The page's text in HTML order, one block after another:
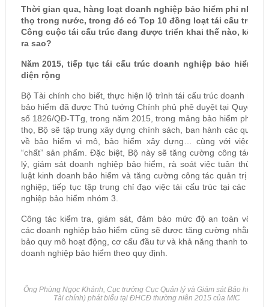
Thời gian qua, hàng loạt doanh nghiệp bảo hiểm phi nhân
thọ trong nước, trong đó có Top 10 đồng loạt tái cấu trúc.
Công cuộc tái cấu trúc đang được triển khai thế nào, kết
ra sao?
Năm 2015, tiếp tục tái cấu trúc doanh nghiệp bảo hiểm
diện rộng
Bộ Tài chính cho biết, thực hiện lộ trình tái cấu trúc doanh
bảo hiểm đã được Thủ tướng Chính phủ phê duyệt tại Quyết
số 1826/QĐ-TTg, trong năm 2015, trong mảng bảo hiểm phi
thọ, Bộ sẽ tập trung xây dựng chính sách, ban hành các quy
về bảo hiểm vi mô, bảo hiểm xây dựng… cùng với việc
“chất” sản phẩm. Đặc biệt, Bộ này sẽ tăng cường công tác
lý, giám sát doanh nghiệp bảo hiểm, rà soát việc tuân thủ
luật kinh doanh bảo hiểm và tăng cường công tác quản trị
nghiệp, tiếp tục tập trung chỉ đạo việc tái cấu trúc tại các
nghiệp bảo hiểm nhóm 3.
Công tác kiểm tra, giám sát, đảm bảo mức độ an toàn vốn
các doanh nghiệp bảo hiểm cũng sẽ được tăng cường nhằm
bảo quy mô hoạt động, cơ cấu đầu tư và khả năng thanh toán
doanh nghiệp bảo hiểm theo quy định.
Ông Phùng Ngọc Khánh, Cục trưởng Cục Quản lý và Giám sát Bảo hiểm
Tài chính) phát biểu tại ĐHCĐ thường niên 2015 của MIC